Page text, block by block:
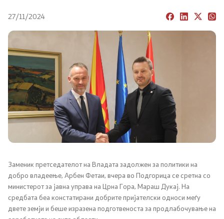
Национални стратегии
Влада
Претседател на Владата
Канцеларија на Претседателот на Владата
Заменици на Претседателот на Владата
Состав на Владата
Министерства
СОЗР
27/11/2024
Заменик претседателот на Владата задолжен за политики на
добро владеење, Арбен Фетаи, вчера во Подгорица се сретна со
министерот за јавна управа на Црна Гора, Мараш Дукај. На
средбата беа констатирани добрите пријателски односи меѓу
двете земји и беше изразена подготвеноста за продлабочување на